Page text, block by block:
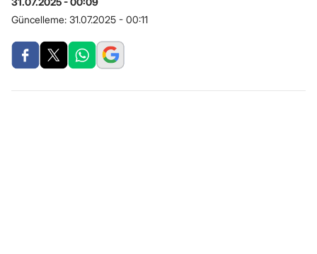
Güncelleme: 31.07.2025 - 00:11